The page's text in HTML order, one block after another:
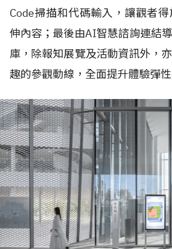
Code掃描和代碼輸入，讓觀者
伸內容；最後由AI智慧諮詢連結
庫，除報知展覽及活動資訊外，
趣的參觀動線，全面提升體驗彈